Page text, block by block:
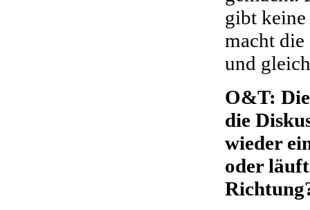
gibt
macht die
und
O&T:
die
wieder
oder